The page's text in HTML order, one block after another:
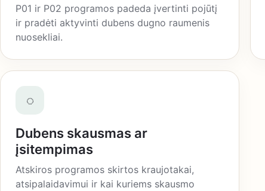
P01 ir P02 programos padeda įvertinti pojūtį
ir pradėti aktyvinti dubens dugno raumenis
nuosekliai.
◌
Dubens skausmas ar
įsitempimas
Atskiros programos skirtos kraujotakai,
atsipalaidavimui ir kai kuriems skausmo